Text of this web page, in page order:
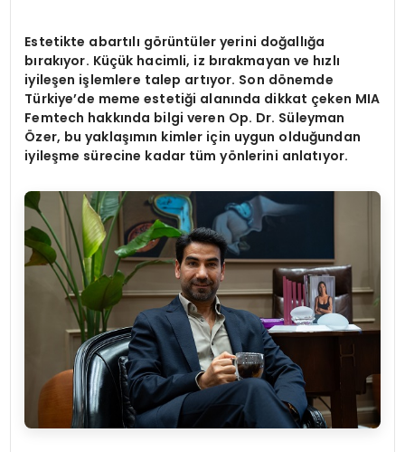
Estetikte abartılı görüntüler yerini doğallığa
bırakıyor. Küçük hacimli, iz bırakmayan ve hızlı
iyileşen işlemlere talep artıyor. Son dönemde
Türkiye’de meme estetiği alanında dikkat çeken MIA
Femtech hakkında bilgi veren Op. Dr. Süleyman
Özer, bu yaklaşımın kimler için uygun olduğundan
iyileşme sürecine kadar tüm yönlerini anlatıyor.